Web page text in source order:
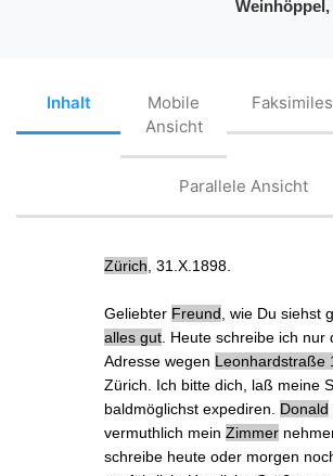
Inhalt
Mobile
Ansicht
Faksimiles
Parallele Ansicht
Zürich , 31.X.1898.
Geliebter Freund , wie Du siehst
alles gut . Heute schreibe ich nur
Adresse wegen Leonhardstraße
Zürich. Ich bitte dich, laß meine
baldmöglichst expediren. Donald
vermuthlich meinZimmer
schreibe heute oder morgen